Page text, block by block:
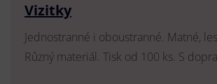
Vizitky
Jednostranné i oboustranné. Matné,
Různý materiál. Tisk od 100 ks. S